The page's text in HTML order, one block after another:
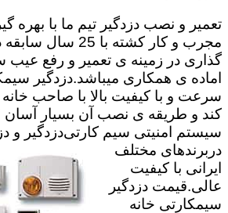
تعمیر و نصب دزدگیر تیم ما با بهره
مجرب و کار کشته با
گذاری در زمینه ی تعمیر و رفع عیب
اماده ی همکاری میباشد.دزدگیر
سرعت و با کیفیت بالا با صاحب خانه
کند و طریقه ی نصب آن بسیار
سیستم امنیتی سیم کارتیدزدگیر و
دربرندهای مختلف
ایرانی با کیفیت
عالی.قیمت دزدگیر
سیمکارتی خانه